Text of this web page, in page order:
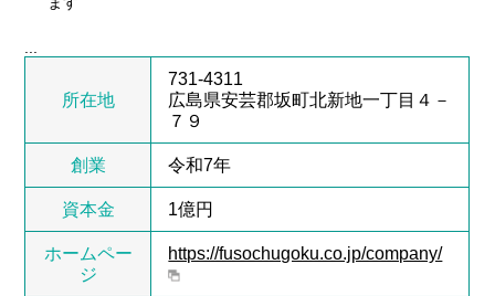
所在地
731-4311
広島県安芸郡坂町北新地一丁目４－
７９
創業 令和7年
資本金 1億円
ホームペー
ジ
https://fusochugoku.co.jp/company/